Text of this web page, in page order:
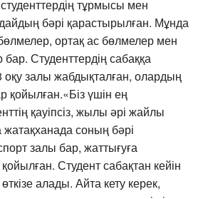
тұрмысы мен
бәрі қарастырылған. Мұнда
ортақ ас бөлмелер мен
Студенттердің сабаққа
залы жабдықталған, олардың
қойылған.«Біз үшін ең
қауіпсіз, жылы әрі жайлы
соның бәрі
залы бар, жаттығуға
Студент сабақтан кейін
алады. Айта кету керек,